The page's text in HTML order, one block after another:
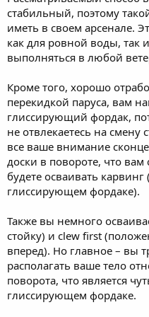
стабильный, поэтому
иметь в своем арсенале.
как для ровной воды, так
выполняться в любой
Кроме того, хорошо
перекидкой паруса, вам
глиссирующий фордак,
не отвлекаетесь на смену
все ваше внимание
доски в повороте, что
будете осваивать
глиссирующем фордаке).
Также вы немного
стойку) и clew first
вперед). Но главное – вы
располагать ваше тело
поворота, что является
глиссирующем фордаке.